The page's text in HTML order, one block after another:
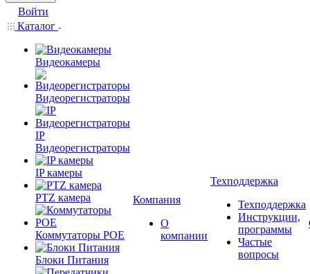
Войти
Каталог
Видеокамеры
Видеорегистраторы
IP
Видеорегистраторы
IP камеры
PTZ камера
Коммутаторы POE
Блоки Питания
Компания
О
компании
Техподдержка
Техподдержка
Инструкции,
программы
Частые
вопросы